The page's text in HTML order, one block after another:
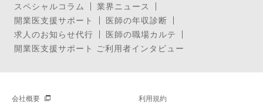
スペシャルコラム
業界ニュース
開業医支援サポート
医師の年収診断
求人のお知らせ代行
医師の職場カルテ
開業医支援サポート ご利用者インタビュー
会社概要 利用規約